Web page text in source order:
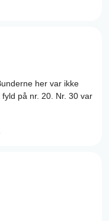
her var ikke
på nr. 20. Nr. 30 var